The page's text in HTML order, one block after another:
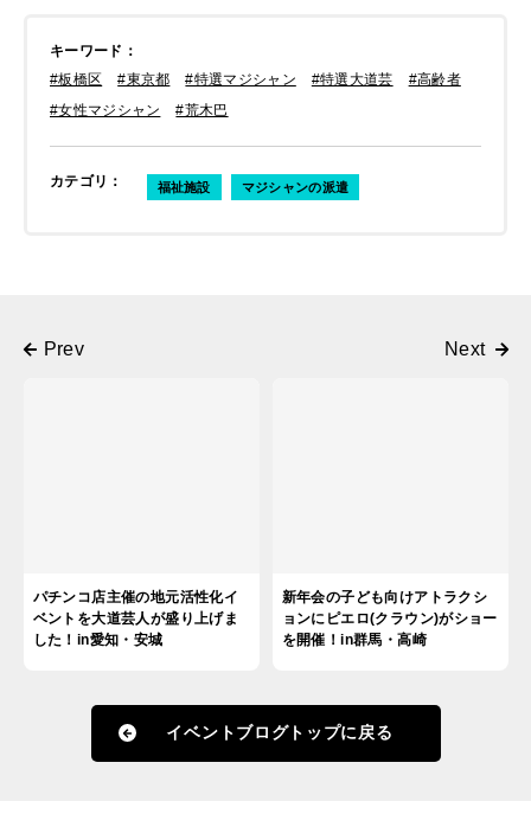
キーワード ：
#板橋区
#東京都 #特選マジシャン #特選大道芸
#高齢者
#女性マジシャン
#荒木巴
カテゴリ ： 福祉施設 マジシャンの派遣
パチンコ店主催の地元活性化イ
ベントを大道芸人が盛り上げま
した！in愛知・安城
新年会の子ども向けアトラクシ
ョンにピエロ(クラウン)がショー
を開催！in群馬・高崎
イベントブログトップに戻る